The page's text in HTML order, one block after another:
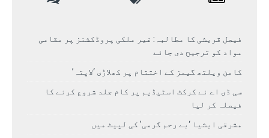
فیصل قریشی کا مطالبہ: غیر ملکی پروڈکشنز پر مقامی
مواد کو ترجیح دی جائے
کامن ویلتھ گیمز کے اختتام پر کھلاڑی ‘لاپتہ’
سی ڈی اے نے کرکٹ اسٹیڈیم پر کام جلد شروع کرنے کا
فیصلہ کر لیا
مشرقی ایشیا ‘بے رحم گرمی’ کی لپیٹ میں